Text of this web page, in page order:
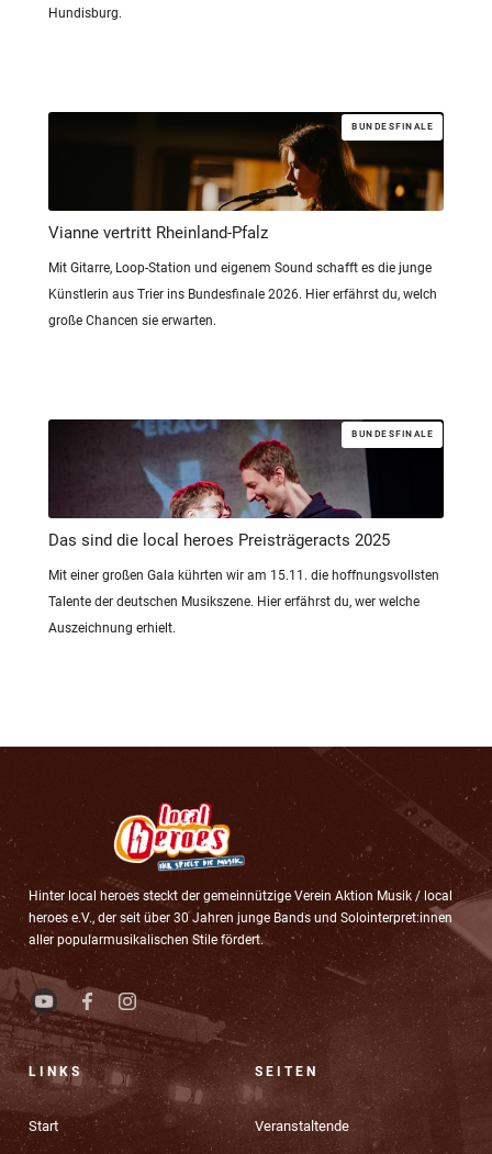
Hundisburg.
BUNDESFINALE
Vianne vertritt Rheinland-Pfalz
Mit Gitarre, Loop-Station und eigenem Sound schafft es die junge
Künstlerin aus Trier ins Bundesfinale 2026. Hier erfährst du, welch
große Chancen sie erwarten.
BUNDESFINALE
Das sind die local heroes Preisträgeracts 2025
Mit einer großen Gala kührten wir am 15.11. die hoffnungsvollsten
Talente der deutschen Musikszene. Hier erfährst du, wer welche
Auszeichnung erhielt.
Hinter local heroes steckt der gemeinnützige Verein Aktion Musik / local
heroes e.V., der seit über 30 Jahren junge Bands und Solointerpret:innen
aller popularmusikalischen Stile fördert.
LINKS
Start
SEITEN
Veranstaltende